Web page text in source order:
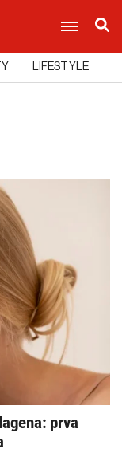
LIFESTYLE
prva